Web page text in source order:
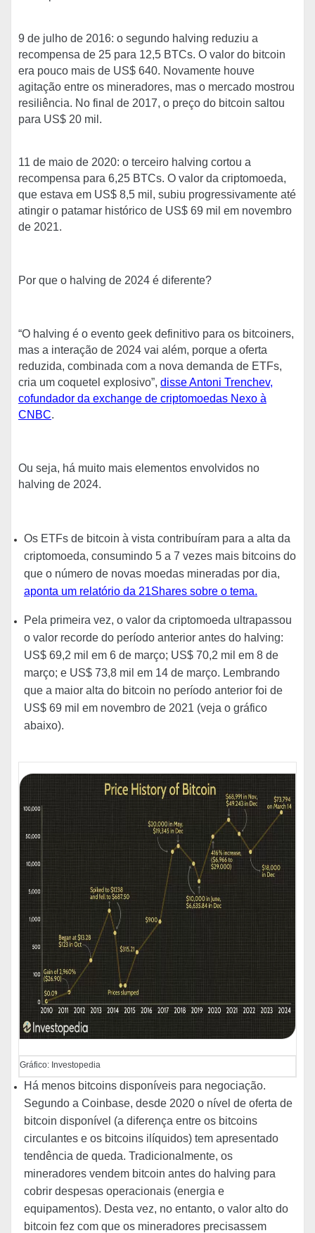
9 de julho de 2016: o segundo halving reduziu a
recompensa de 25 para 12,5 BTCs. O valor do bitcoin
era pouco mais de US$ 640. Novamente houve
agitação entre os mineradores, mas o mercado mostrou
resiliência. No final de 2017, o preço do bitcoin saltou
para US$ 20 mil.
11 de maio de 2020: o terceiro halving cortou a
recompensa para 6,25 BTCs. O valor da criptomoeda,
que estava em US$ 8,5 mil, subiu progressivamente até
atingir o patamar histórico de US$ 69 mil em novembro
de 2021.
Por que o halving de 2024 é diferente?
“O halving é o evento geek definitivo para os bitcoiners,
mas a interação de 2024 vai além, porque a oferta
reduzida, combinada com a nova demanda de ETFs,
cria um coquetel explosivo”, disse Antoni Trenchev,
cofundador da exchange de criptomoedas Nexo à
CNBC.
Ou seja, há muito mais elementos envolvidos no
halving de 2024.
Os ETFs de bitcoin à vista contribuíram para a alta da
criptomoeda, consumindo 5 a 7 vezes mais bitcoins do
que o número de novas moedas mineradas por dia,
aponta um relatório da 21Shares sobre o tema.
Pela primeira vez, o valor da criptomoeda ultrapassou
o valor recorde do período anterior antes do halving:
US$ 69,2 mil em 6 de março; US$ 70,2 mil em 8 de
março; e US$ 73,8 mil em 14 de março. Lembrando
que a maior alta do bitcoin no período anterior foi de
US$ 69 mil em novembro de 2021 (veja o gráfico
abaixo).
Gráfico: Investopedia
Há menos bitcoins disponíveis para negociação.
Segundo a Coinbase, desde 2020 o nível de oferta de
bitcoin disponível (a diferença entre os bitcoins
circulantes e os bitcoins ilíquidos) tem apresentado
tendência de queda. Tradicionalmente, os
mineradores vendem bitcoin antes do halving para
cobrir despesas operacionais (energia e
equipamentos). Desta vez, no entanto, o valor alto do
bitcoin fez com que os mineradores precisassem